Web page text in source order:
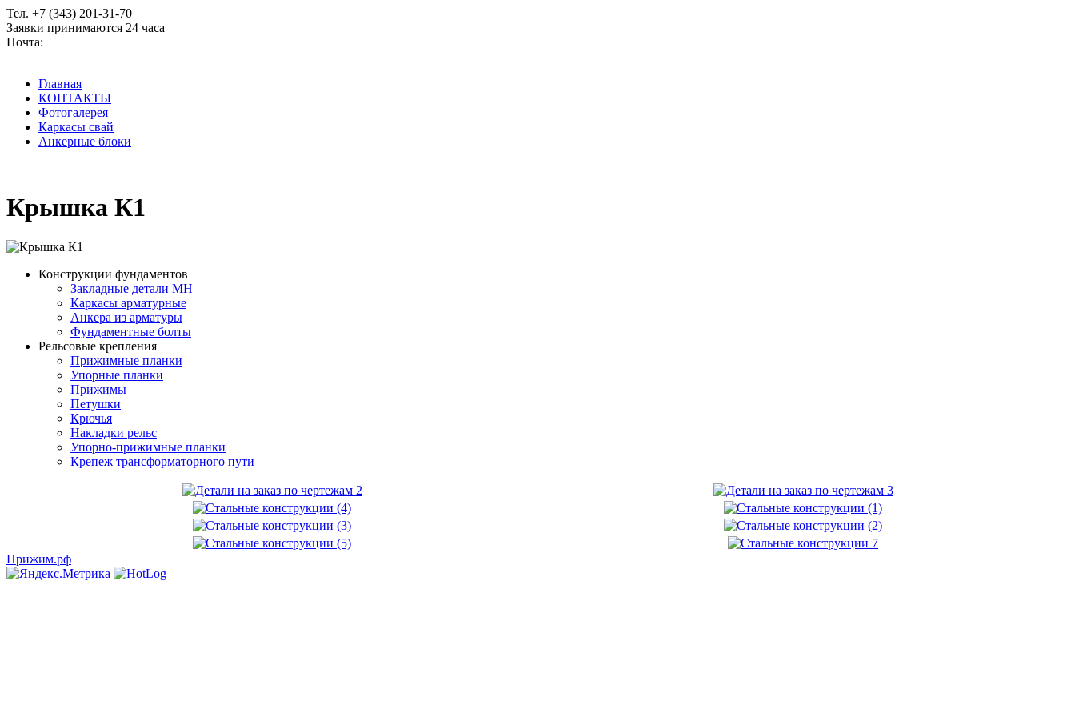
Тел. +7 (343) 201-31-70
Заявки принимаются 24 часа
Почта:
Главная
КОНТАКТЫ
Фотогалерея
Каркасы свай
Анкерные блоки
Крышка К1
Конструкции фундаментов
Закладные детали МН
Каркасы арматурные
Анкера из арматуры
Фундаментные болты
Рельсовые крепления
Прижимные планки
Упорные планки
Прижимы
Петушки
Крючья
Накладки рельс
Упорно-прижимные планки
Крепеж трансформаторного пути
Прижим.рф